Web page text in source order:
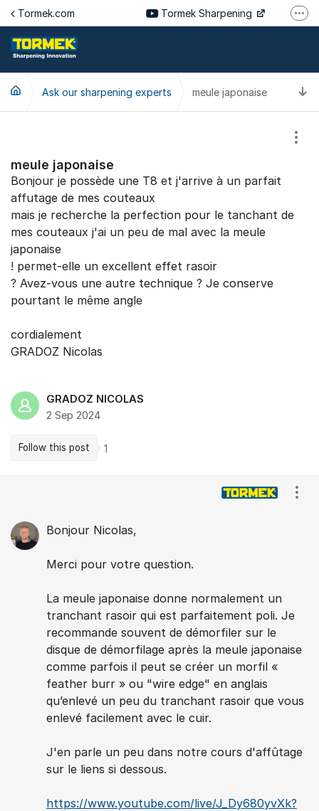
Jump to content
Tormek.com Tormek Sharpening
Tormek DE
Ask our sharpening experts meule japonaise
meule japonaise
Bonjour je possède une T8 et j'arrive à un parfait
affutage de mes couteaux
mais je recherche la perfection pour le tanchant de
mes couteaux j'ai un peu de mal avec la meule
japonaise
! permet-elle un excellent effet rasoir
? Avez-vous une autre technique ? Je conserve
pourtant le même angle
cordialement
GRADOZ Nicolas
GRADOZ NICOLAS
2 Sep 2024
Follow this post 1
Bonjour Nicolas,
Merci pour votre question.
La meule japonaise donne normalement un
tranchant rasoir qui est parfaitement poli. Je
recommande souvent de démorfiler sur le
disque de démorfilage après la meule japonaise
comme parfois il peut se créer un morfil «
feather burr » ou "wire edge" en anglais
qu’enlevé un peu du tranchant rasoir que vous
enlevé facilement avec le cuir.
J'en parle un peu dans notre cours d'affûtage
sur le liens si dessous.
https://www.youtube.com/live/J_Dy680yvXk?